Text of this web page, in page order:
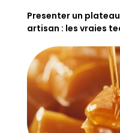
Presenter un
artisan : les vraies